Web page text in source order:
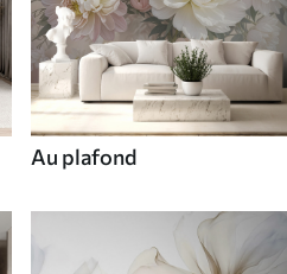
Au plafond